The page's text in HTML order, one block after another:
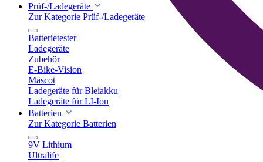
Prüf-/Ladegeräte
Zur Kategorie Prüf-/Ladegeräte
Batterietester
Ladegeräte
Zubehör
E-Bike-Vision
Mascot
Ladegeräte für Bleiakku
Ladegeräte für LI-Ion
Batterien
Zur Kategorie Batterien
9V Lithium
Ultralife